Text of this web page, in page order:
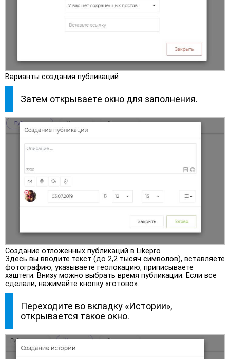
Варианты создания публикаций
Затем открываете окно для заполнения.
Создание отложенных публикаций в Likepro
Здесь вы вводите текст (до 2,2 тысяч символов), вставляете
фотографию, указываете геолокацию, приписываете
хэштеги. Внизу можно выбрать время публикации. Если все
сделали, нажимайте кнопку «готово».
Переходите во вкладку «Истории»,
открывается такое окно.